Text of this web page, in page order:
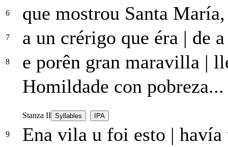
6 que mostrou Santa
7 a un crérigo que éra | de
8 e porên gran maravilla |
Homildade con pobreza...
Stanza II Syllables IPA
9 Ena vila u foi esto | havía